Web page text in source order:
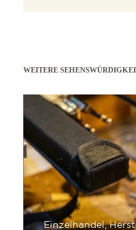
WEITERE
Einzelhandel,
mehr erfahren